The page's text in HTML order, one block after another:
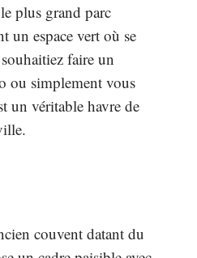
plus grand parc
un espace vert où se
faire un
ou simplement vous
un véritable havre de
couvent datant du